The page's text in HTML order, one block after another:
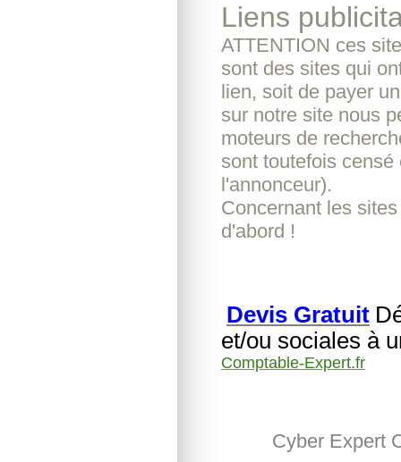
Liens
ATTENTION ces
sont des sites qui
lien, soit de payer
sur notre site nous
moteurs de
sont toutefois
l'annonceur).
Concernant les
d'abord !
Devis Gratuit
et/ou sociales à
Comptable-Expert.fr
Cyber Expert